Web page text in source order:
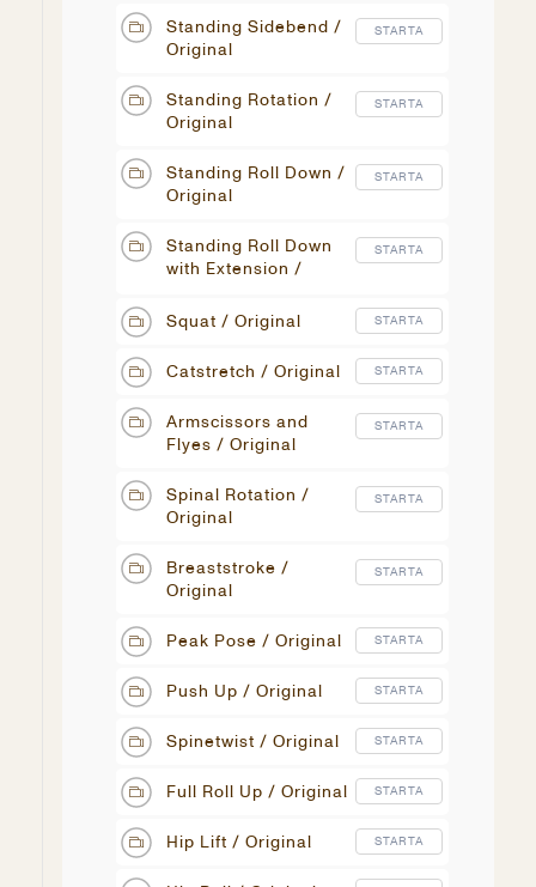
Standing Sidebend /
Original
STARTA
Standing Rotation /
Original
STARTA
Standing Roll Down /
Original
STARTA
Standing Roll Down
with Extension /
STARTA
Squat / Original STARTA
Catstretch / Original STARTA
Armscissors and
Flyes / Original
STARTA
Spinal Rotation /
Original
STARTA
Breaststroke /
Original
STARTA
Peak Pose / Original STARTA
Push Up / Original STARTA
Spinetwist / Original STARTA
Full Roll Up / Original STARTA
Hip Lift / Original STARTA